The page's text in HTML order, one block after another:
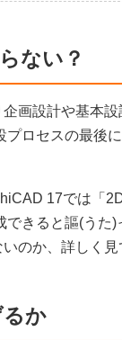
ない？
画設計や基本
ロセスの最後
17では「
できると謳(うた
のか、詳しく見
か